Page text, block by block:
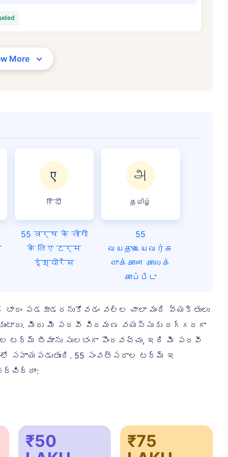
More
हिंदी
55 वर्ष के लोगों
के लिए टर्म
इंश्योरेंस
தமிழ்
55
வயதுடையவர்க
ளுக்கான காலக்
காப்பீடு
పడకూడదనుకోవడం వల్ల చాలా మంది వ్యక్తులు
మీరు మీ పదవీ విరమణ వయస్సుకు దగ్గరగా
టర్మ్ బీమాను సులభంగా పొందవచ్చు, ఇది మీ పదవీ
55 సంవత్సరాల టర్మ్ ఇ
₹50
₹75
నెల
మీ కుటుంబం యొక్క భద్రత కేవలం ఒక అడుగు దూరంలో ఉంది